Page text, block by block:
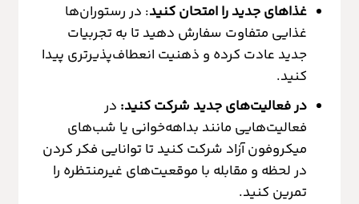
غذاهای جدید را امتحان کنید: در رستوران‌ها
غذایی متفاوت سفارش دهید تا به تجربیات
جدید عادت کرده و ذهنیت انعطاف‌پذیرتری پیدا
کنید.
در فعالیت‌های جدید شرکت کنید: در
فعالیت‌هایی مانند بداهه‌خوانی یا شب‌های
میکروفون آزاد شرکت کنید تا توانایی فکر کردن
در لحظه و مقابله با موقعیت‌های غیرمنتظره را
تمرین کنید.